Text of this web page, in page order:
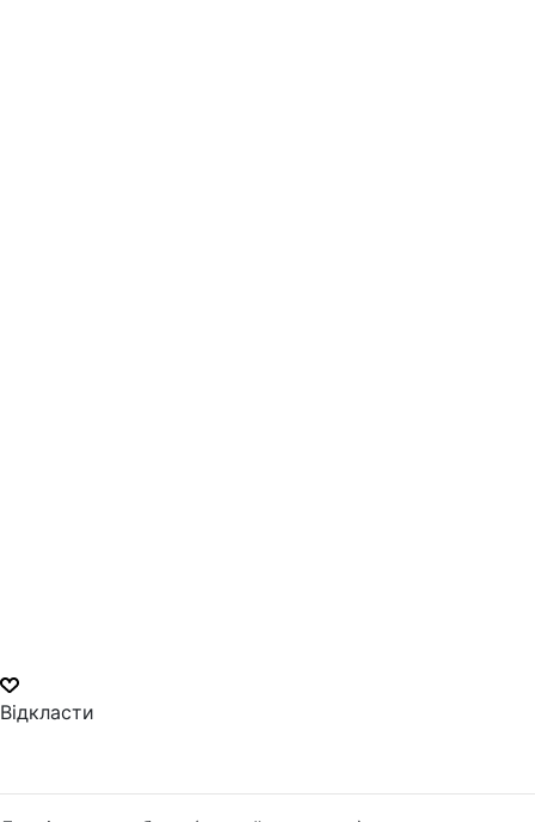
Відкласти